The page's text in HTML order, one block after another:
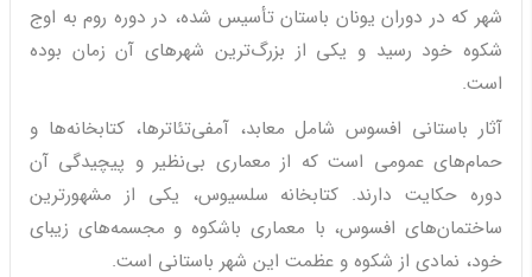
شهر که در دوران یونان باستان تأسیس شده، در دوره روم به اوج
شکوه خود رسید و یکی از بزرگ‌ترین شهرهای آن زمان بوده
است.
آثار باستانی افسوس شامل معابد، آمفی‌تئاترها، کتابخانه‌ها و
حمام‌های عمومی است که از معماری بی‌نظیر و پیچیدگی آن
دوره حکایت دارند. کتابخانه سلسیوس، یکی از مشهورترین
ساختمان‌های افسوس، با معماری باشکوه و مجسمه‌های زیبای
خود، نمادی از شکوه و عظمت این شهر باستانی است.